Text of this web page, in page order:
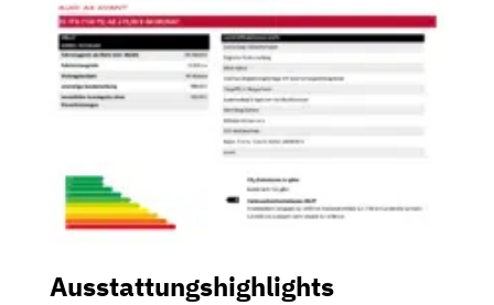
Ausstattungshighlights